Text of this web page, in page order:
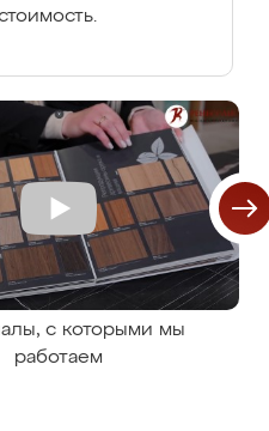
с которыми мы
работаем